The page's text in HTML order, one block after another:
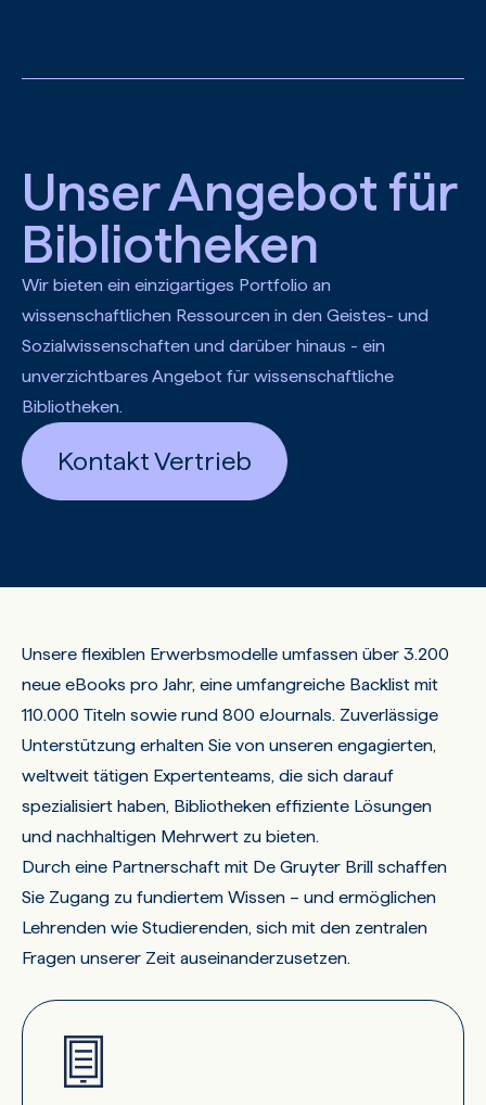
Unser Angebot für
Bibliotheken
Wir bieten ein einzigartiges Portfolio an
wissenschaftlichen Ressourcen in den Geistes- und
Sozialwissenschaften und darüber hinaus - ein
unverzichtbares Angebot für wissenschaftliche
Bibliotheken.
Kontakt Vertrieb
Unsere flexiblen Erwerbsmodelle umfassen über 3.200
neue eBooks pro Jahr, eine umfangreiche Backlist mit
110.000 Titeln sowie rund 800 eJournals. Zuverlässige
Unterstützung erhalten Sie von unseren engagierten,
weltweit tätigen Expertenteams, die sich darauf
spezialisiert haben, Bibliotheken effiziente Lösungen
und nachhaltigen Mehrwert zu bieten.
Durch eine Partnerschaft mit De Gruyter Brill schaffen
Sie Zugang zu fundiertem Wissen – und ermöglichen
Lehrenden wie Studierenden, sich mit den zentralen
Fragen unserer Zeit auseinanderzusetzen.